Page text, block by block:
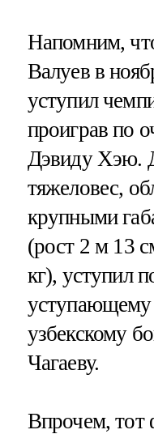
Напомним,
Валуев в
уступил
проиграв по
Дэвиду Хэю.
тяжеловес,
крупными
(рост 2 м 13
кг), уступил
уступающему
узбекскому
Чагаеву.
Впрочем, тот